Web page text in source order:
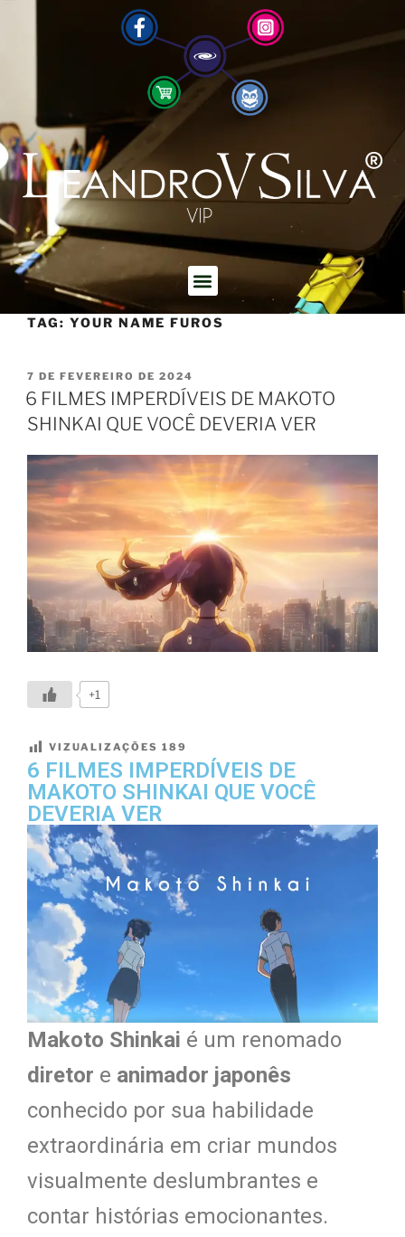
TAG: YOUR NAME FUROS
7 DE FEVEREIRO DE 2024
6 FILMES IMPERDÍVEIS DE MAKOTO
SHINKAI QUE VOCÊ DEVERIA VER
+1
VIZUALIZAÇÕES 189
6 FILMES IMPERDÍVEIS DE
MAKOTO SHINKAI QUE VOCÊ
DEVERIA VER
Makoto Shinkai é um renomado
diretor e animador japonês
conhecido por sua habilidade
extraordinária em criar mundos
visualmente deslumbrantes e
contar histórias emocionantes.